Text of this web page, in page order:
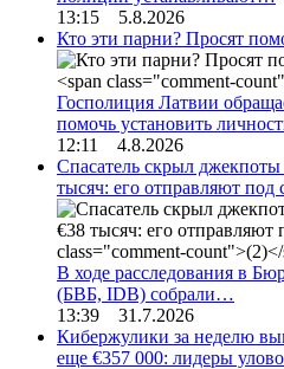
13:15 5.8.2026
Кто эти парни? Просят
Госполиция Латвии
помочь установить
12:11 4.8.2026
Спасатель скрыл
тысяч: его отправляют под
В ходе расследования в
(БВБ, IDB) собрали…
13:39 31.7.2026
Кибержулики за неделю
еще €357 000: лидеры